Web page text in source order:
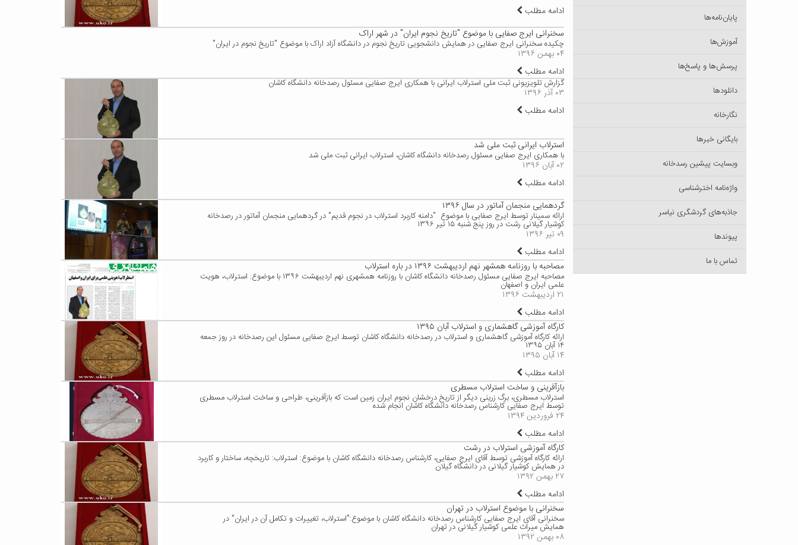
ادامه مطلب
سخنرانی ایرج صفایی با موضوع "تاریخ نجوم ایران" در شهر اراک
چکیده سخنرانی ایرج صفایی در همایش دانشجویی تاریخ نجوم در دانشگاه آزاد اراک با موضوع "تاریخ نجوم در ایران"
۰۴ بهمن ۱۳۹۶
ادامه مطلب
گزارش تلویزیونی ثبت ملی استرلاب ایرانی با همکاری ایرج صفایی مسئول رصدخانه دانشگاه کاشان
۰۳ آذر ۱۳۹۶
ادامه مطلب
استرلاب ایرانی ثبت ملی شد
با همکاری ایرج صفایی مسئول رصدخانه دانشگاه کاشان، استرلاب ایرانی ثبت ملی شد
۰۲ آبان ۱۳۹۶
ادامه مطلب
گردهمایی منجمان آماتور در سال ۱۳۹۶
ارائه سمینار توسط ایرج صفایی با موضوع "دامنه کاربرد استرلاب در نجوم قدیم" در گردهمایی منجمان آماتور در رصدخانه
کوشیار گیلانی رشت در روز پنج شنبه ۱۵ تیر ۱۳۹۶
۰۹ تیر ۱۳۹۶
ادامه مطلب
مصاحبه با روزنامه همشهر نهم اردیبهشت ۱۳۹۶ در باره استرلاب
مصاحبه ایرج صفایی مسئول رصدخانه دانشگاه کاشان با روزنامه همشهری نهم اردیبهشت ۱۳۹۶ با موضوع: استرلاب، هویت
علمی ایران و اصفهان
۲۱ اردیبهشت ۱۳۹۶
ادامه مطلب
کارگاه آموزشی گاهشماری و استرلاب آبان ۱۳۹۵
ارائه کارگاه آموزشی گاهشماری و استرلاب در رصدخانه دانشگاه کاشان توسط ایرج صفایی مسئول این رصدخانه در روز جمعه
۱۴ آبان ۱۳۹۵
۱۴ آبان ۱۳۹۵
ادامه مطلب
بازآفرینی و ساخت استرلاب مسطری
استرلاب مسطری، برگ زرینی دیگر از تاریخ درخشان نجوم ایران زمین است که بازآفرینی، طراحی و ساخت استرلاب مسطری
توسط ایرج صفایی کارشناس رصدخانه دانشگاه کاشان انجام شده
۲۴ فروردین ۱۳۹۴
ادامه مطلب
کارگاه آموزشی استرلاب در رشت
ارائه کارگاه آموزشی توسط آقای ایرج صفایی، کارشناس رصدخانه دانشگاه کاشان با موضوع: استرلاب: تاریخچه، ساختار و کاربرد
در همایش کوشیار گیلانی در دانشگاه گیلان
۲۷ بهمن ۱۳۹۲
ادامه مطلب
سخنرانی با موضوع استرلاب در تهران
سخنرانی آقای ایرج صفایی کارشناس رصدخانه دانشگاه کاشان با موضوع:"استرلاب، تغییرات و تکامل آن در ایران" در
همایش میراث علمی کوشیار گیلانی در تهران
۰۸ بهمن ۱۳۹۲
پایان‌نامه‌ها
آموزش‌ها
پرسش‌ها و پاسخ‌ها
دانلودها
نگارخانه
بایگانی خبرها
وبسایت پیشین رسدخانه
واژه‌نامه اخترشناسی
جاذبه‌های گردشگری نیاسر
پیوندها
تماس با ما